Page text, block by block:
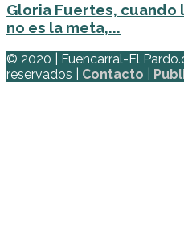
Gloria Fuertes,
no es la meta,...
© 2020 | Fuencarral-El
reservados | Contacto